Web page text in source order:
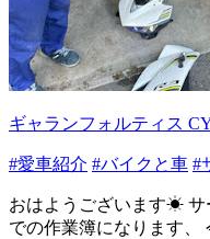
ギャランフォルティス
#愛車紹介 #バイクと車 #
おはようございます☀ サ
での作業簿になります、